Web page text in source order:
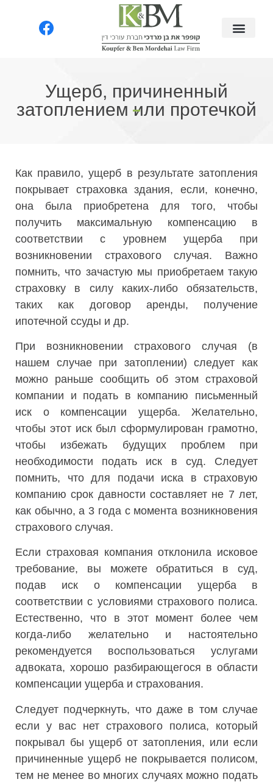
Ущерб, причиненный
затоплением или протечкой​
Как правило, ущерб в результате затопления
покрывает страховка здания, если, конечно,
она была приобретена для того, чтобы
получить максимальную компенсацию в
соответствии с уровнем ущерба при
возникновении страхового случая. Важно
помнить, что зачастую мы приобретаем такую
страховку в силу каких-либо обязательств,
таких как договор аренды, получение
ипотечной ссуды и др.
При возникновении страхового случая (в
нашем случае при затоплении) следует как
можно раньше сообщить об этом страховой
компании и подать в компанию письменный
иск о компенсации ущерба. Желательно,
чтобы этот иск был сформулирован грамотно,
чтобы избежать будущих проблем при
необходимости подать иск в суд. Следует
помнить, что для подачи иска в страховую
компанию срок давности составляет не 7 лет,
как обычно, а 3 года с момента возникновения
страхового случая.
Если страховая компания отклонила исковое
требование, вы можете обратиться в суд,
подав иск о компенсации ущерба в
соответствии с условиями страхового полиса.
Естественно, что в этот момент более чем
когда-либо желательно и настоятельно
рекомендуется воспользоваться услугами
адвоката, хорошо разбирающегося в области
компенсации ущерба и страхования.
Следует подчеркнуть, что даже в том случае
если у вас нет страхового полиса, который
покрывал бы ущерб от затопления, или если
причиненные ущерб не покрывается полисом,
тем не менее во многих случаях можно подать